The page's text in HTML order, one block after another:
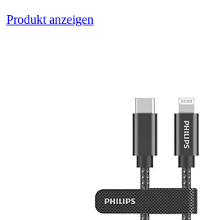
Produkt anzeigen